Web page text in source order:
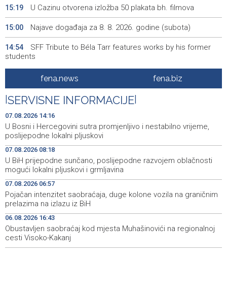
15:19 U Cazinu otvorena izložba 50 plakata bh. filmova
15:00 Najave događaja za 8. 8. 2026. godine (subota)
14:54
SFF Tribute to Béla Tarr features works by his former
students
Magoda ugostio Halida Kuburovića i zahvalio mu za
14:40
Protesti građana Goražda zbog problema sa
vodosnabdijevanjem
14:39
Za projekte održivog povratka iz budžeta BPK Goražde
izdvojeno 136.500 KM
14:38
Saudijska Arabija, Turska i Pakistan potpisali sporazum o
zajedničkoj odbrani
14:37
Rozić: Prolonged droughts and low water levels
threaten Hutovo Blato ecosystem
fena.news fena.biz
SERVISNE INFORMACIJE
07.08.2026 14:16
U Bosni i Hercegovini sutra promjenljivo i nestabilno vrijeme,
poslijepodne lokalni pljuskovi
07.08.2026 08:18
U BiH prijepodne sunčano, poslijepodne razvojem oblačnosti
mogući lokalni pljuskovi i grmljavina
07.08.2026 06:57
Pojačan intenzitet saobraćaja, duge kolone vozila na graničnim
prelazima na izlazu iz BiH
06.08.2026 16:43
Obustavljen saobraćaj kod mjesta Muhašinovići na regionalnoj
cesti Visoko-Kakanj